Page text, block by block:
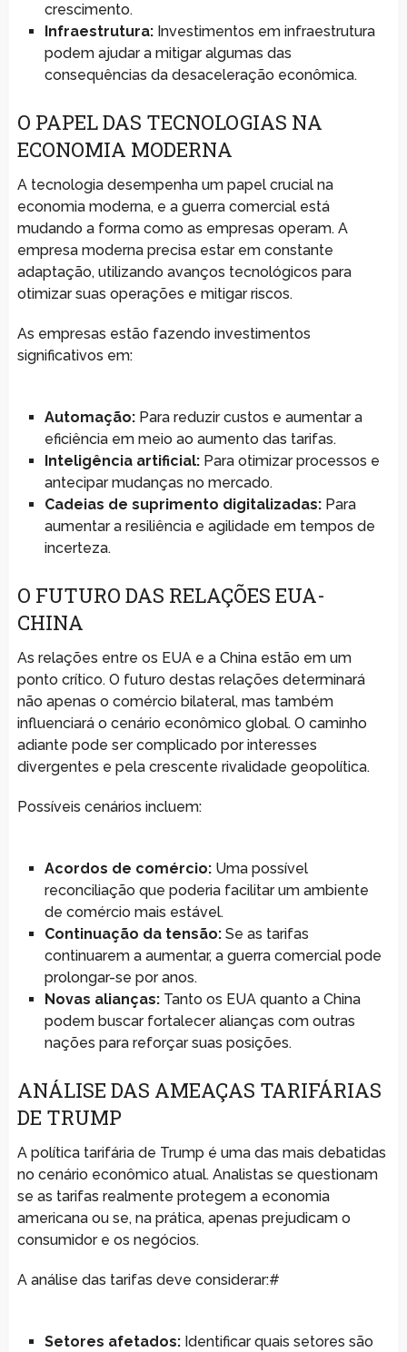
crescimento.
Infraestrutura:Investimentos em infraestrutura
podem ajudar a mitigar algumas das
consequências da desaceleração econômica.
O PAPEL DAS TECNOLOGIAS NA
ECONOMIA MODERNA
A tecnologia desempenha um papel crucial na
economia moderna, e a guerra comercial está
mudando a forma como as empresas operam. A
empresa moderna precisa estar em constante
adaptação, utilizando avanços tecnológicos para
otimizar suas operações e mitigar riscos.
As empresas estão fazendo investimentos
significativos em:
Automação:Para reduzir custos e aumentar a
eficiência em meio ao aumento das tarifas.
Inteligência artificial:Para otimizar processos e
antecipar mudanças no mercado.
Cadeias de suprimento digitalizadas:Para
aumentar a resiliência e agilidade em tempos de
incerteza.
O FUTURO DAS RELAÇÕES EUA-
CHINA
As relações entre os EUA e a China estão em um
ponto crítico. O futuro destas relações determinará
não apenas o comércio bilateral, mas também
influenciará o cenário econômico global. O caminho
adiante pode ser complicado por interesses
divergentes e pela crescente rivalidade geopolítica.
Possíveis cenários incluem:
Acordos de comércio:Uma possível
reconciliação que poderia facilitar um ambiente
de comércio mais estável.
Continuação da tensão:Se as tarifas
continuarem a aumentar, a guerra comercial pode
prolongar-se por anos.
Novas alianças:Tanto os EUA quanto a China
podem buscar fortalecer alianças com outras
nações para reforçar suas posições.
ANÁLISE DAS AMEAÇAS TARIFÁRIAS
DE TRUMP
A política tarifária de Trump é uma das mais debatidas
no cenário econômico atual. Analistas se questionam
se as tarifas realmente protegem a economia
americana ou se, na prática, apenas prejudicam o
consumidor e os negócios.
A análise das tarifas deve considerar:#
Setores afetados:Identificar quais setores são